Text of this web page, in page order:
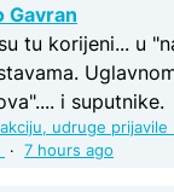
Gavran
tu korijeni... u
i suputnike.
udruge prijavile
· 7 hours ago